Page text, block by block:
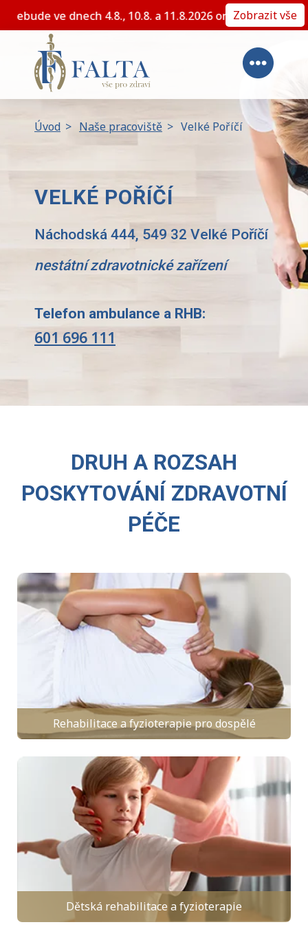
plánované dovolené nebude ve dnech 4.8., 10.8. a
Zobrazit vše
Úvod > Naše pracoviště > Velké Poříčí
VELKÉ POŘÍČÍ
Náchodská 444, 549 32 Velké Poříčí
nestátní zdravotnické zařízení
Telefon ambulance a RHB:
601 696 111
DRUH A ROZSAH
POSKYTOVÁNÍ ZDRAVOTNÍ
PÉČE
Rehabilitace a fyzioterapie pro dospělé
Dětská rehabilitace a fyzioterapie